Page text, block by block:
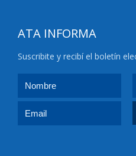
ATA INFORMA
Suscribite y recibí el boletín